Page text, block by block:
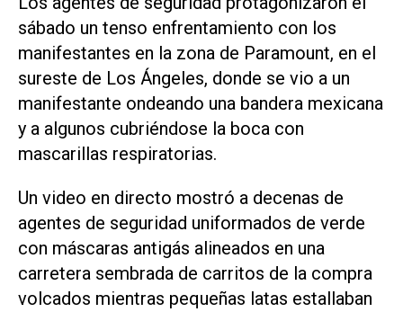
sábado un tenso enfrentamiento con los
manifestantes en la zona de Paramount, en el
sureste de Los Ángeles, donde se vio a un
manifestante ondeando una bandera mexicana
y a algunos cubriéndose la boca con
mascarillas respiratorias.
Un video en directo mostró a decenas de
agentes de seguridad uniformados de verde
con máscaras antigás alineados en una
carretera sembrada de carritos de la compra
volcados mientras pequeñas latas estallaban